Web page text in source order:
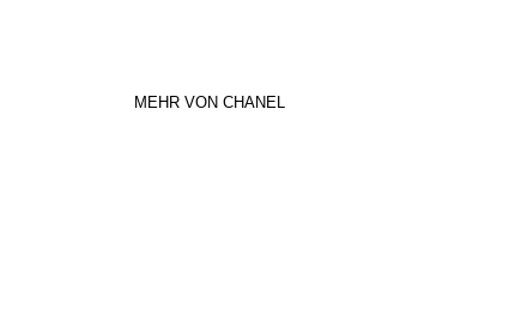
MEHR VON CHANEL